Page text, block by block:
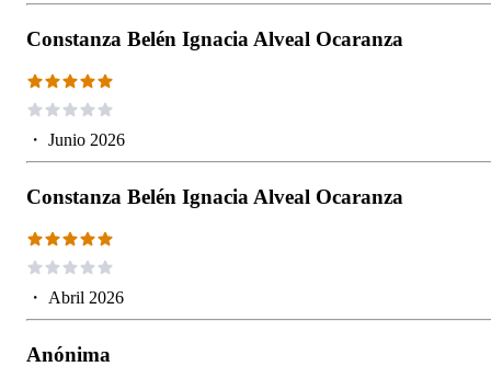
Constanza Belén Ignacia Alveal Ocaranza
・ Junio 2026
Constanza Belén Ignacia Alveal Ocaranza
・ Abril 2026
Anónima